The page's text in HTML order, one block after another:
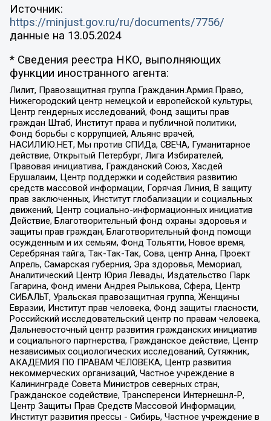
Источник:
https://minjust.gov.ru/ru/documents/7756/
данные на 13.05.2024
* Сведения реестра НКО, выполняющих
функции иностранного агента:
Лилит, Правозащитная группа Гражданин.Армия.Право,
Нижегородский центр немецкой и европейской культуры,
Центр гендерных исследований, Фонд защиты прав
граждан Штаб, Институт права и публичной политики,
Фонд борьбы с коррупцией, Альянс врачей,
НАСИЛИЮ.НЕТ, Мы против СПИДа, СВЕЧА, Гуманитарное
действие, Открытый Петербург, Лига Избирателей,
Правовая инициатива, Гражданский Союз, Хасдей
Ерушалаим, Центр поддержки и содействия развитию
средств массовой информации, Горячая Линия, В защиту
прав заключенных, Институт глобализации и социальных
движений, Центр социально-информационных инициатив
Действие, Благотворительный фонд охраны здоровья и
защиты прав граждан, Благотворительный фонд помощи
осужденным и их семьям, Фонд Тольятти, Новое время,
Серебряная тайга, Так-Так-Так, Сова, центр Анна, Проект
Апрель, Самарская губерния, Эра здоровья, Мемориал,
Аналитический Центр Юрия Левады, Издательство Парк
Гагарина, Фонд имени Андрея Рылькова, Сфера, Центр
СИБАЛЬТ, Уральская правозащитная группа, Женщины
Евразии, Институт прав человека, Фонд защиты гласности,
Российский исследовательский центр по правам человека,
Дальневосточный центр развития гражданских инициатив
и социального партнерства, Гражданское действие, Центр
независимых социологических исследований, Сутяжник,
АКАДЕМИЯ ПО ПРАВАМ ЧЕЛОВЕКА, Центр развития
некоммерческих организаций, Частное учреждение в
Калининграде Совета Министров северных стран,
Гражданское содействие, Трансперенси Интернешнл-Р,
Центр Защиты Прав Средств Массовой Информации,
Институт развития прессы - Сибирь, Частное учреждение в